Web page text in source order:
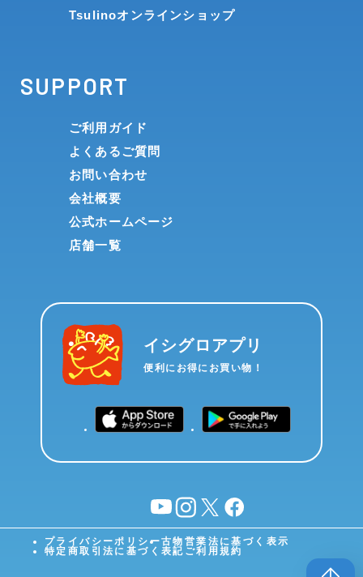
Tsulinoオンラインショップ
SUPPORT
ご利用ガイド
よくあるご質問
お問い合わせ
会社概要
公式ホームページ
店舗一覧
イシグロアプリ
便利にお得にお買い物！
YouTubeinstagram
X facebook
プライバシーポリシー古物営業法に基づく表示
特定商取引法に基づく表記 ご利用規約